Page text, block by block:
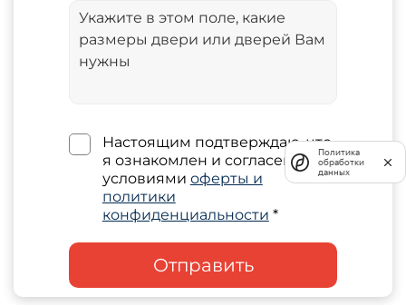
Настоящим подтверждаю, что
я ознакомлен и согласен с
условиями оферты и
политики
конфиденциальности *
Отправить
Политика
обработки
данных